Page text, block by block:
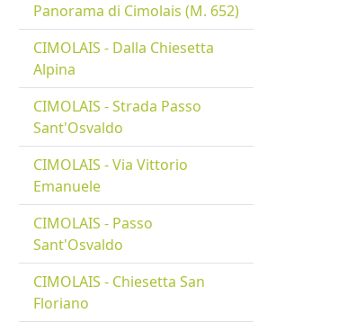
Panorama di Cimolais (M. 652)
CIMOLAIS - Dalla Chiesetta
Alpina
CIMOLAIS - Strada Passo
Sant'Osvaldo
CIMOLAIS - Via Vittorio
Emanuele
CIMOLAIS - Passo
Sant'Osvaldo
CIMOLAIS - Chiesetta San
Floriano